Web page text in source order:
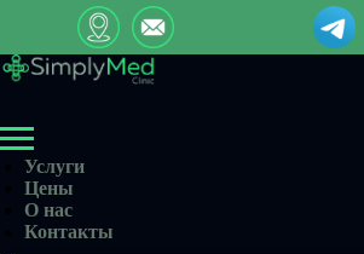
Услуги
Цены
О нас
Контакты